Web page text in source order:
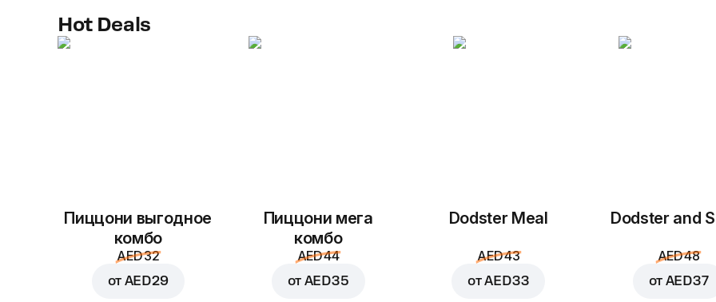
Добавить по вкусу
Hot Deals
Пиццони выгодное
комбо
AED 32
от AED 29
Пиццони мега
комбо
AED 44
от AED 35
Dodster Meal
AED 43
отAED 33
Dodster and
AED 48
от AED 37